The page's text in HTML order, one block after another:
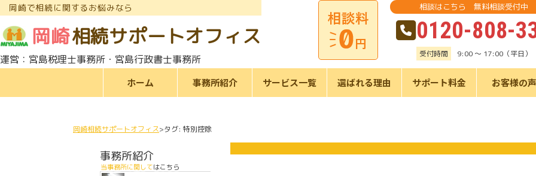
岡崎で相続に関するお悩みなら
岡崎相続サポートオフィス
運営：宮島税理士事務所・宮島行政書士事務所
相談はこちら 無料相談受付中
0120-808-
受付時間 9:00 ～ 17:00（平日）
ホーム 事務所紹介 サービス一覧 選ばれる理由 サポート料金 お客様の声
岡崎相続サポートオフィス タグ: 特別控除
事務所紹介
当事務所に関してはこちら